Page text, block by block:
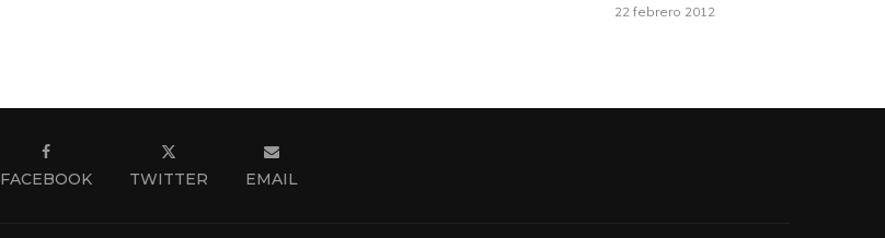
22 febrero 2012
FACEBOOK TWITTER EMAIL